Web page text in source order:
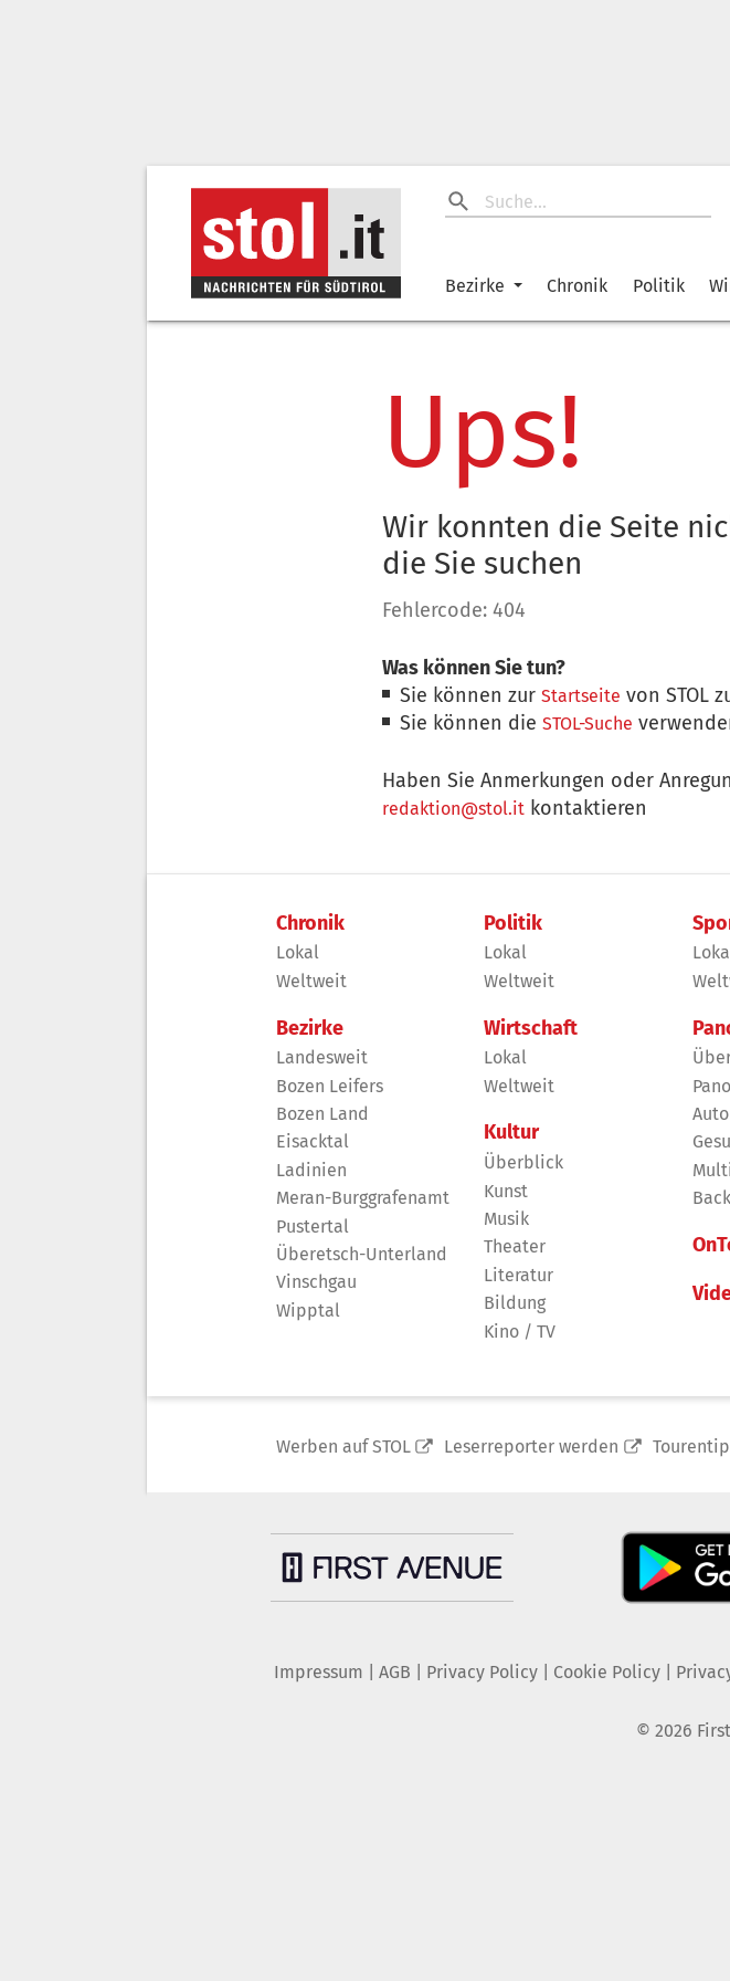
Bezirke Chronik Politik
Ups!
Wir konnten die Seite
die Sie suchen
Fehlercode: 404
Was können Sie tun?
Sie können zurStartseite von STOL
Sie können dieSTOL-Suche
Haben Sie Anmerkungen oder
redaktion@stol.it kontaktieren
Chronik
Lokal
Weltweit
Bezirke
Landesweit
Bozen Leifers
Bozen Land
Eisacktal
Ladinien
Meran-Burggrafenamt
Pustertal
Überetsch-Unterland
Vinschgau
Wipptal
Politik
Lokal
Weltweit
Wirtschaft
Lokal
Weltweit
Kultur
Überblick
Kunst
Musik
Theater
Literatur
Bildung
Kino / TV
Werben auf STOL Leserreporter werden
Impressum AGB Privacy Policy| Cookie Policy|
© 2026